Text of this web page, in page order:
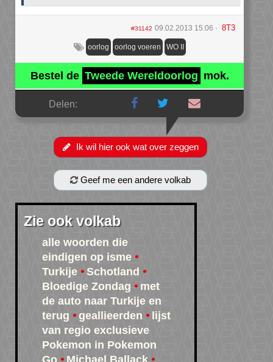
#31142 09.02.2013 15:06 8T3
oorlog oorlog voeren WO II
Bestel de Tweede Wereldoorlog mok.
Delen:
Ik wil hier ook wat over zeggen
Geef me een andere volkab
Zie ook volkab
alle woorden die
eindigen op isme
Turkije
Schotland
Bloedige Zondag
met
de auto naar Turkije en
terug
geallieerden
lijst
van regio exclusieve
Pokemon in Pokemon